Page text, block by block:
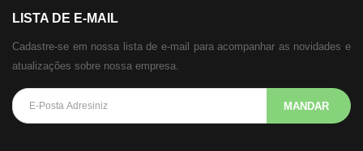
LISTA DE E-MAIL
Cadastre-se em nossa lista de e-mail para acompanhar as novidades e
atualizações sobre nossa empresa.
MANDAR